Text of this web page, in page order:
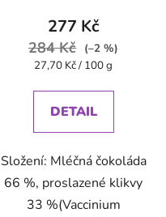
277 Kč
284 Kč
(–2 %)
Měrná
27,70 Kč / 100 g
DETAIL
Složení: Mléčná čokoláda
66 %, proslazené klikvy
33 %(Vaccinium